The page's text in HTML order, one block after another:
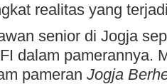
realitas yang
senior di Jogja
dalam pamerannya.
pameran Jogja